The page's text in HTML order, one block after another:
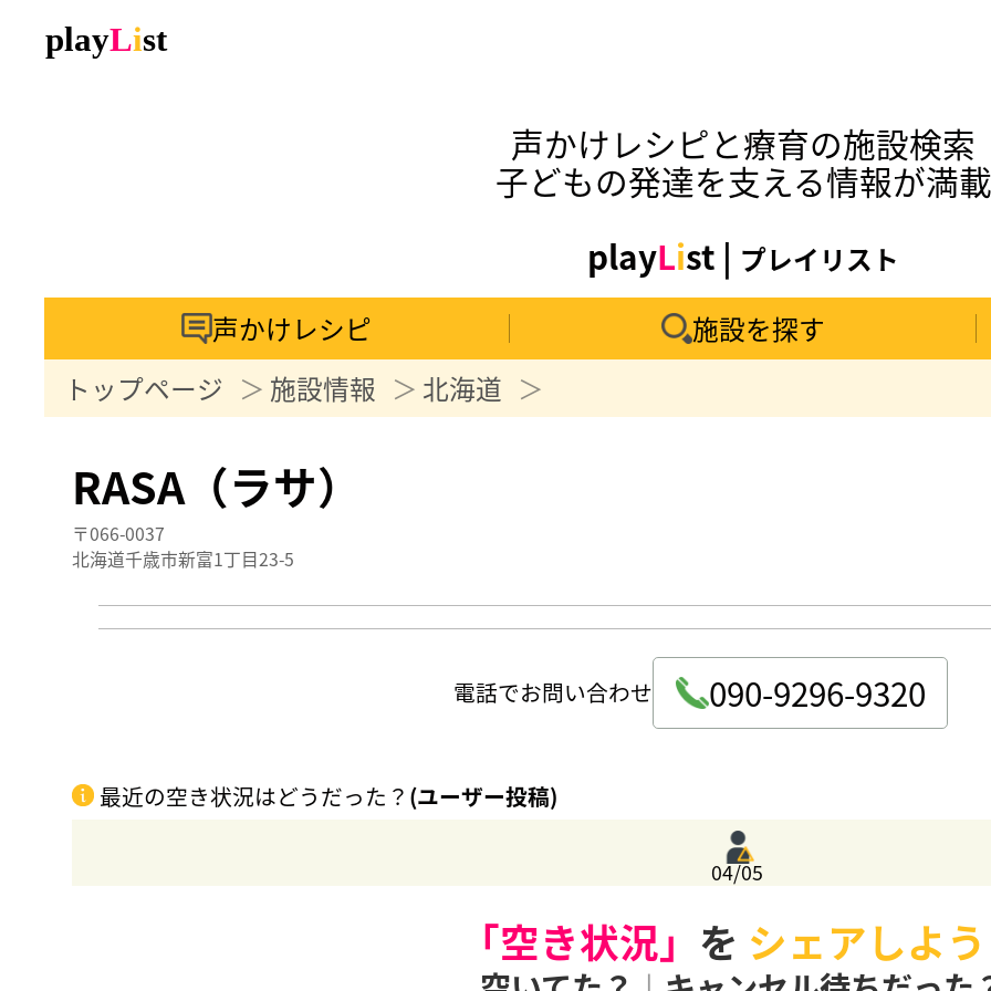
声かけレシピと療育の施設検索
子どもの発達を支える情報が満載
playList | プレイリスト
声かけレシピ
施設を探す
トップページ
施設情報 北海道
RASA（ラサ）
〒066-0037
北海道千歳市新富1丁目23-5
電話でお問い合わせ 090-9296-9320
最近の空き状況はどうだった？ (ユーザー投稿)
04/05
「空き状況」 を シェアしよ